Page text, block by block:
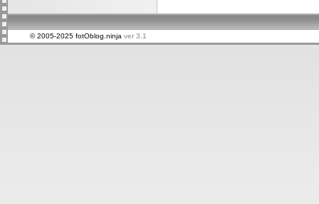
© 2005-2025 fotOblog.ninja ver 3.1